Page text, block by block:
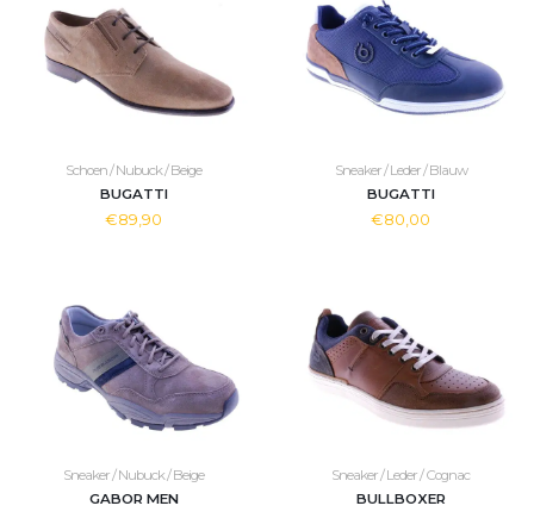
Schoen / Nubuck / Beige
BUGATTI
€89,90
Sneaker / Leder / Blauw
BUGATTI
€80,00
Sneaker / Nubuck / Beige
GABOR MEN
Sneaker / Leder / Cognac
BULLBOXER